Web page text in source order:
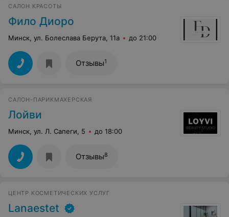
САЛОН КРАСОТЫ
Фило Диоро
Минск, ул. Болеслава Берута, 11а до 21:00
Отзывы1
САЛОН-ПАРИКМАХЕРСКАЯ
Лойви
Минск, ул. Л. Сапеги, 5 до 18:00
Отзывы8
ЦЕНТР КОСМЕТИЧЕСКИХ УСЛУГ
Lanaestet